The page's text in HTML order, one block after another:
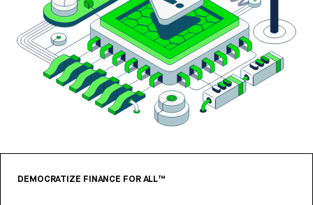
DEMOCRATIZE FINANCE FOR ALL™